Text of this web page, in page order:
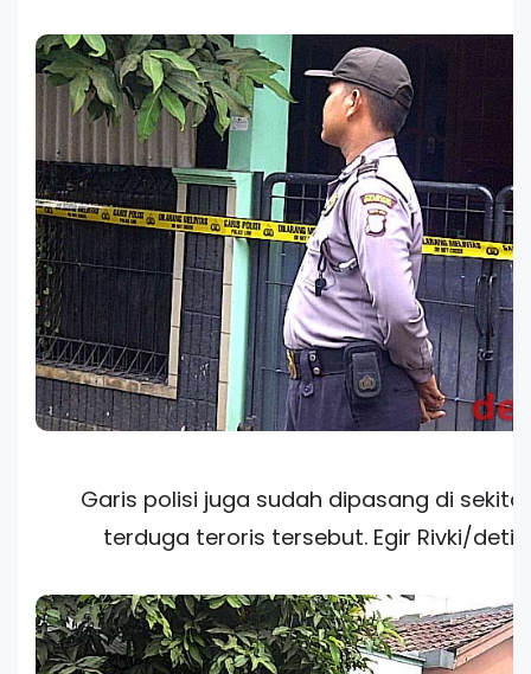
Garis polisi juga sudah dipasang di
terduga teroris tersebut. Egir Rivki/